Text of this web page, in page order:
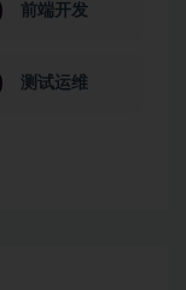
前端开发
测试运维